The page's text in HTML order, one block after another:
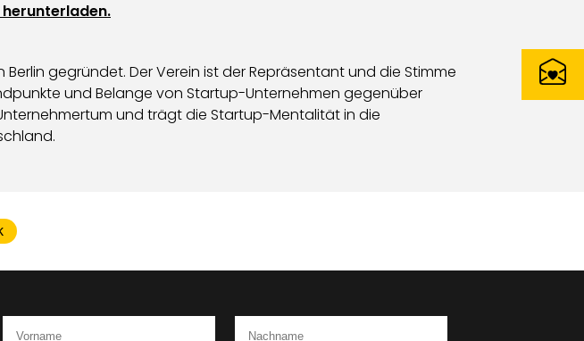
gegründet. Der Verein ist der Repräsentant und die Stimme
und Belange von Startup-Unternehmen gegenüber
und trägt die Startup-Mentalität in die